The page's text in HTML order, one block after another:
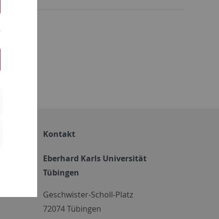
Kontakt
Eberhard Karls Universität
Tübingen
Geschwister-Scholl-Platz
72074 Tübingen